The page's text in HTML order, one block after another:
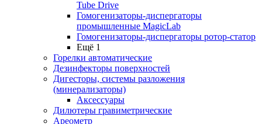
Tube Drive
Гомогенизаторы-диспергаторы
промышленные MagicLab
Гомогенизаторы-диспергаторы ротор-статор
Ещё 1
Горелки автоматические
Дезинфекторы поверхностей
Дигесторы, системы разложения
(минерализаторы)
Аксессуары
Дилютеры гравиметрические
Ареометр